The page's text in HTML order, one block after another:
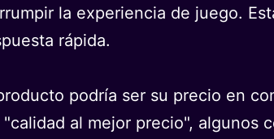
la experiencia de juego.
rápida.
podría ser su precio en
al mejor precio", algunos